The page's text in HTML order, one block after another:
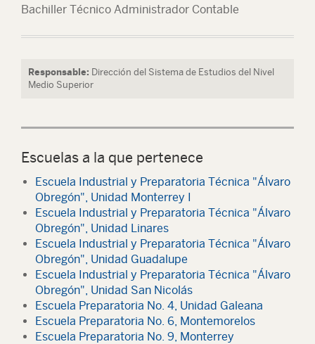
Bachiller Técnico Administrador Contable
Responsable: Dirección del Sistema de Estudios del Nivel
Medio Superior
Escuelas a la que pertenece
Escuela Industrial y Preparatoria Técnica "Álvaro
Obregón", Unidad Monterrey I
Escuela Industrial y Preparatoria Técnica "Álvaro
Obregón", Unidad Linares
Escuela Industrial y Preparatoria Técnica "Álvaro
Obregón", Unidad Guadalupe
Escuela Industrial y Preparatoria Técnica "Álvaro
Obregón", Unidad San Nicolás
Escuela Preparatoria No. 4, Unidad Galeana
Escuela Preparatoria No. 6, Montemorelos
Escuela Preparatoria No. 9, Monterrey